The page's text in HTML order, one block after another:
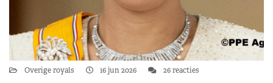
Overige royals 16 jun 2026 26 reacties